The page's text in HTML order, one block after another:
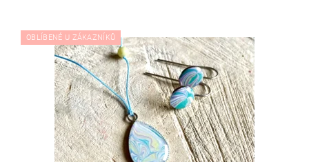
OBLÍBENÉ U ZÁKAZNÍKŮ